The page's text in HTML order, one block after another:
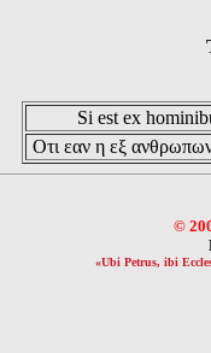
Si est ex
Οτι εαν η εξ
©
«Ubi Petrus, ibi